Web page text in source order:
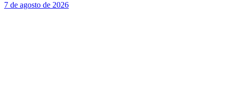
7 de agosto de 2026